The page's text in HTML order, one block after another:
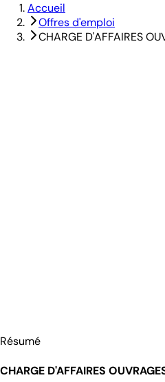
Accueil
Offres d'emploi
CHARGE D'AFFAIRES
Résumé
CHARGE D'AFFAIRES